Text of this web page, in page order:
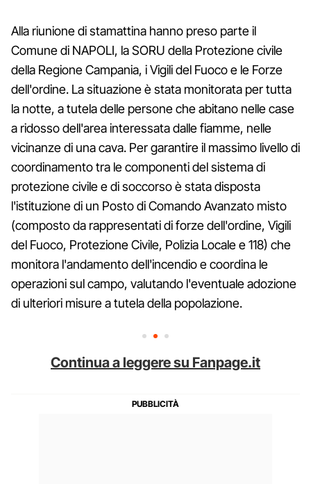
Alla riunione di stamattina hanno preso parte il
Comune di NAPOLI, la SORU della Protezione civile
della Regione Campania, i Vigili del Fuoco e le Forze
dell'ordine. La situazione è stata monitorata per tutta
la notte, a tutela delle persone che abitano nelle case
a ridosso dell'area interessata dalle fiamme, nelle
vicinanze di una cava. Per garantire il massimo livello di
coordinamento tra le componenti del sistema di
protezione civile e di soccorso è stata disposta
l'istituzione di un Posto di Comando Avanzato misto
(composto da rappresentati di forze dell'ordine, Vigili
del Fuoco, Protezione Civile, Polizia Locale e 118) che
monitora l'andamento dell'incendio e coordina le
operazioni sul campo, valutando l'eventuale adozione
di ulteriori misure a tutela della popolazione.
Continua a leggere su Fanpage.it